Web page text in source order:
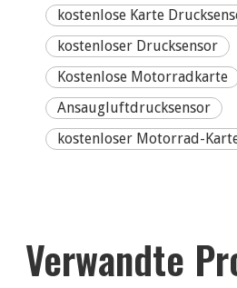
kostenlose Karte
kostenloser Drucksensor
Kostenlose Motorradkarte
Ansaugluftdrucksensor
kostenloser Motorrad-
Verwandte